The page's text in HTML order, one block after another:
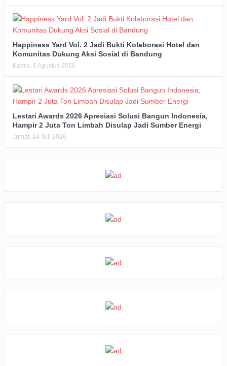
Happiness Yard Vol. 2 Jadi Bukti Kolaborasi Hotel dan
Komunitas Dukung Aksi Sosial di Bandung
Kamis, 6 Agustus 2026
Lestari Awards 2026 Apresiasi Solusi Bangun Indonesia,
Hampir 2 Juta Ton Limbah Disulap Jadi Sumber Energi
Jumat, 24 Juli 2026